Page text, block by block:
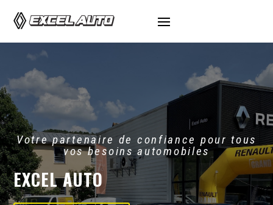
Votre partenaire de confiance pour tous
vos besoins automobiles
EXCEL AUTO